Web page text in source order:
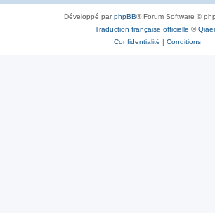
Développé parphpBB® Forum Software ©
Traduction française officielle ©
Confidentialité | Conditions